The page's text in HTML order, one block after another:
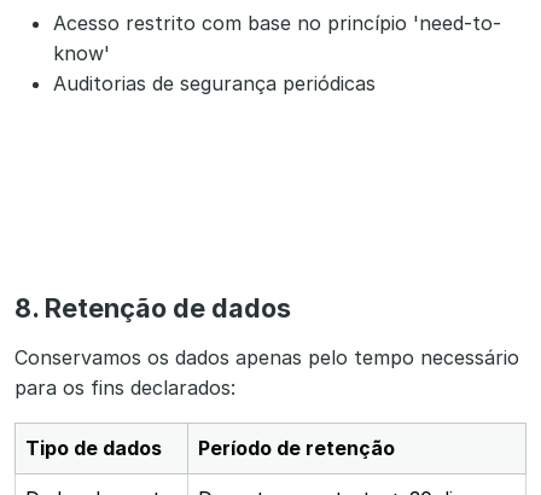
Acesso restrito com base no princípio 'need-to-
know'
Auditorias de segurança periódicas
8. Retenção de dados
Conservamos os dados apenas pelo tempo necessário
para os fins declarados:
Tipo de dados Período de retenção